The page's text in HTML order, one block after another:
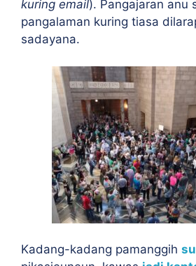
kuring email). Pangajaran anu
pangalaman kuring tiasa
sadayana.
Kadang-kadang pamanggih